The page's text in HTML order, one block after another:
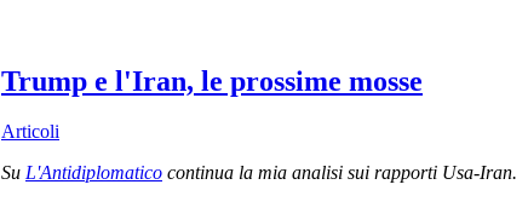
Trump e l'Iran, le prossime mosse
Articoli
Su L'Antidiplomatico continua la mia analisi sui rapporti Usa-Iran.